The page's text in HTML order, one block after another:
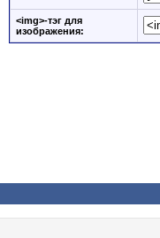
<img>-тэг для
изображения: